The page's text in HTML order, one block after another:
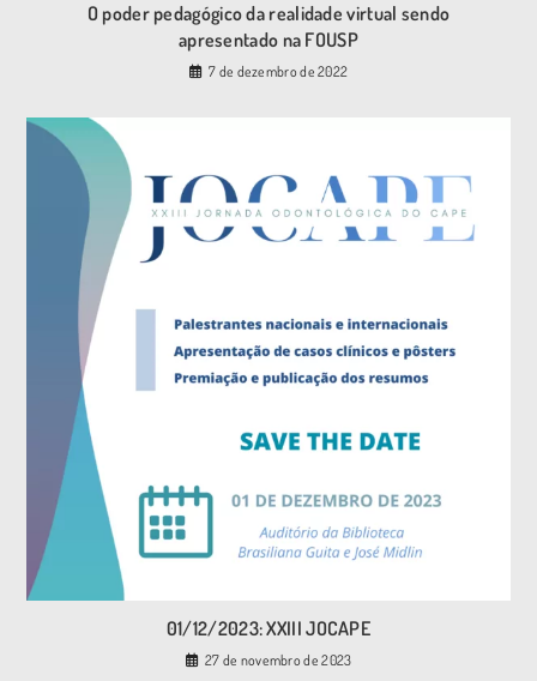
O poder pedagógico da realidade virtual sendo
apresentado na FOUSP
7 de dezembro de 2022
01/12/2023: XXIII JOCAPE
27 de novembro de 2023